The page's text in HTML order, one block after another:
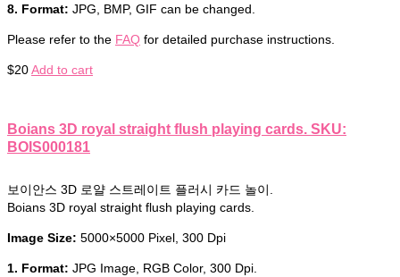
8. Format: JPG, BMP, GIF can be changed.
Please refer to the FAQ for detailed purchase instructions.
$20Add to cart
Boians 3D royal straight flush playing cards. SKU:
BOIS000181
보이안스 3D 로얄 스트레이트 플러시 카드 놀이.
Boians 3D royal straight flush playing cards.
Image Size: 5000×5000 Pixel, 300 Dpi
1. Format: JPG Image, RGB Color, 300 Dpi.